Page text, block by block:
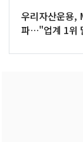
우리자산운용,
파…"업계 1위